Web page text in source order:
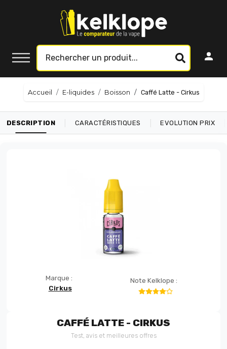
Accueil E-liquides Boisson Caffé Latte - Cirkus
DESCRIPTION CARACTÉRISTIQUES EVOLUTION PRIX
Marque :
Cirkus
Note Kelklope :
CAFFÉ LATTE - CIRKUS
Test, avis et meilleures offres